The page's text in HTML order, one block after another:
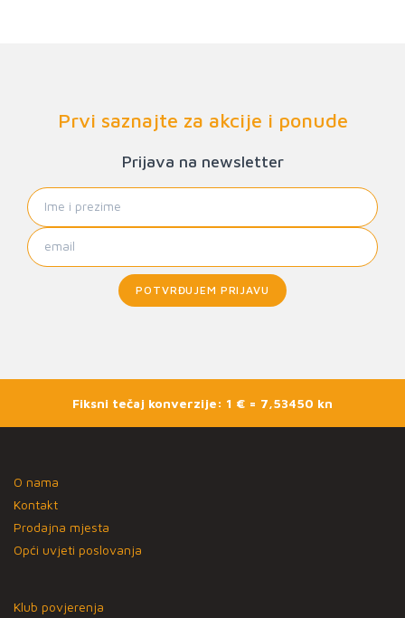
Prvi saznajte za akcije i ponude
Prijava na newsletter
POTVRĐUJEM PRIJAVU
Fiksni tečaj konverzije: 1 € = 7,53450 kn
O nama
Kontakt
Prodajna mjesta
Opći uvjeti poslovanja
Klub povjerenja